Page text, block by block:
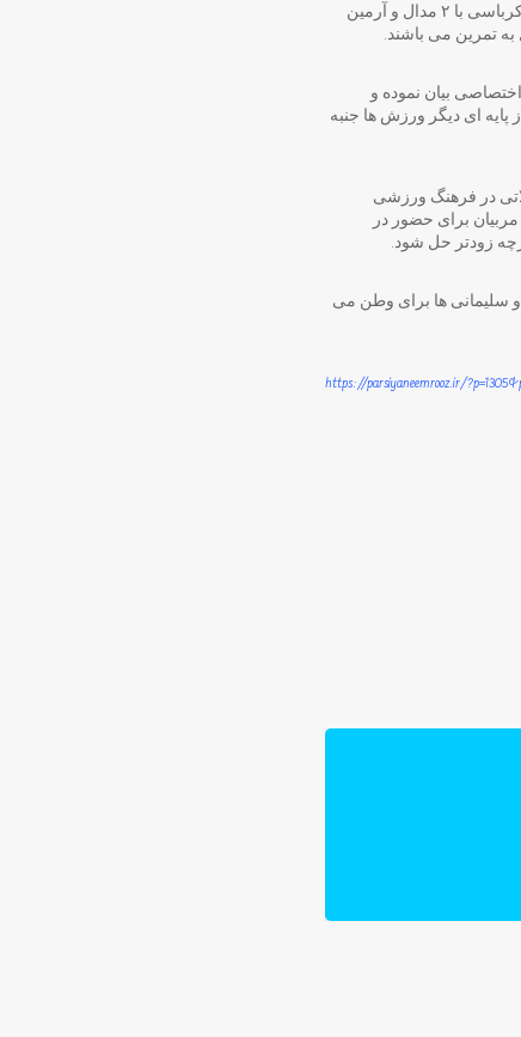
بهرامی کیا با ۱۲ مدال کشوری، علی بهرامی کیا با ۳ مدال ، آریا امینی با ۳ مدال ، کیان میراحمدی با ۳ مدال و شنتیا کرباسی با ۲ مدال و آرمین
بیان نموده و
پایه ای دیگر ورزش ها جنبه
در فرهنگ ورزشی
مربیان برای حضور در
زودتر حل شود.
سلیمانی ها برای وطن می